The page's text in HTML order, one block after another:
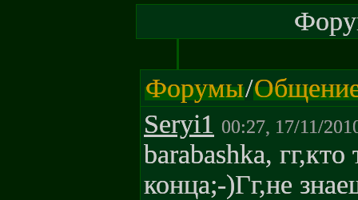
Форумы/
Seryi1 00:27, 17/11/
barabashka,
конца;-)Гг,не